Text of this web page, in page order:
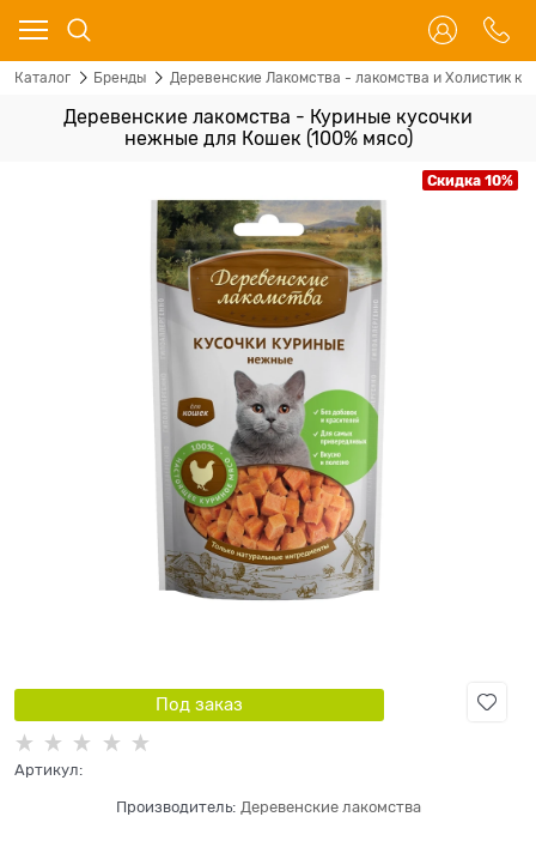
Каталог Бренды Деревенские Лакомства - лакомства и Холистик
Деревенские лакомства - Куриные кусочки
нежные для Кошек (100% мясо)
Скидка 10%
Под заказ
Артикул:
Производитель: Деревенские лакомства